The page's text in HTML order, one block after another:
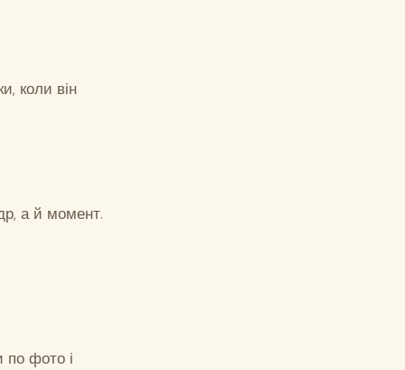
коли він
а й момент.
по фото і